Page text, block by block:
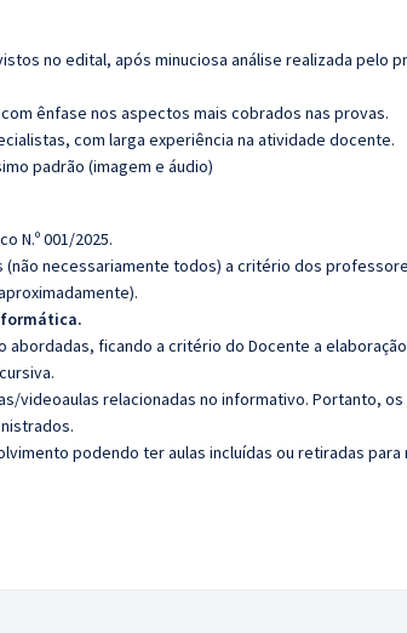
no edital, após minuciosa análise realizada pelo
ênfase nos aspectos mais cobrados nas provas.
com larga experiência na atividade docente.
padrão (imagem e áudio)
N.º 001/2025.
necessariamente todos) a critério dos
abordadas, ficando a critério do Docente a
videoaulas relacionadas no informativo. Portanto,
podendo ter aulas incluídas ou retiradas